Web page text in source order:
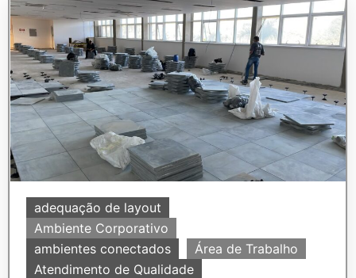
adequação de layout
Ambiente Corporativo
ambientes conectados
Área de Trabalho
Atendimento de Qualidade